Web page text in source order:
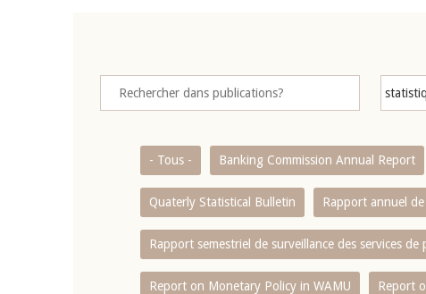
- Tous - Banking Commission Annual Report
Quaterly Statistical Bulletin Rapport annuel
Rapport semestriel de surveillance des services
Report on Monetary Policy in WAMU Report